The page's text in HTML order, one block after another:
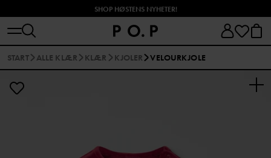
SHOP HØSTENS NYHETER!
START ALLE KLÆR KLÆR KJOLER VELOURKJOLE